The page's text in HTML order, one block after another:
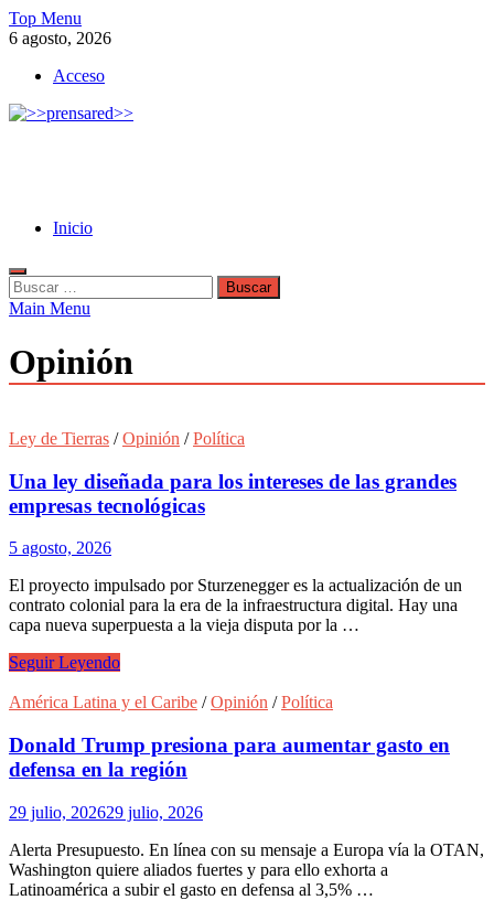
Skip
to
Top Menu
6 agosto, 2026
Acceso
Inicio
Buscar:
Main Menu
Opinión
Ley de Tierras /Opinión /Política
Una ley diseñada para los intereses de las grandes
empresas tecnológicas
5 agosto, 2026
El proyecto impulsado por Sturzenegger es la actualización de un
contrato colonial para la era de la infraestructura digital. Hay una
capa nueva superpuesta a la vieja disputa por la …
Una
diseñada
los
intereses
de
grandes
empresas
tecnológicas
Seguir Leyendo
América Latina y el Caribe /Opinión /Política
Donald Trump presiona para aumentar gasto en
defensa en la región
29 julio, 202629 julio, 2026
Alerta Presupuesto. En línea con su mensaje a Europa vía la OTAN,
Washington quiere aliados fuertes y para ello exhorta a
Latinoamérica a subir el gasto en defensa al 3,5% …